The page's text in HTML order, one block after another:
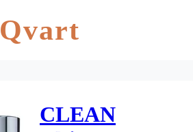
Qvart
CLEAN